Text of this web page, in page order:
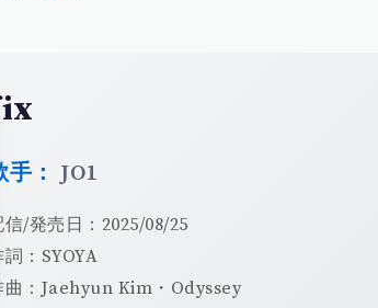
手： JO1
信/発売日：2025/08/25
詞：SYOYA
曲：Jaehyun Kim・Odyssey